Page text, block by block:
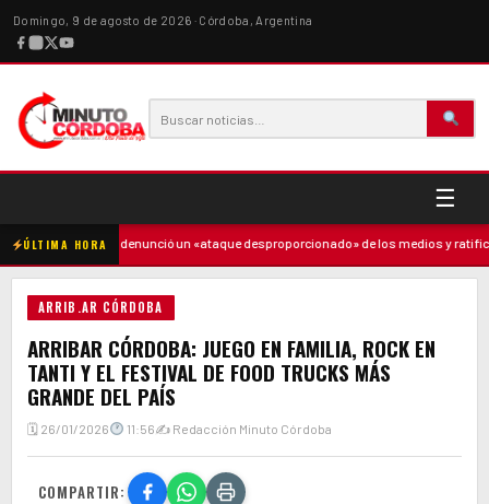
Domingo, 9 de agosto de 2026 · Córdoba, Argentina
☰
ÚLTIMA HORA
· Milei denunció un «ataque desproporcionado» de los medios y ratificó el
ARRIB.AR CÓRDOBA
ARRIBAR CÓRDOBA: JUEGO EN FAMILIA, ROCK EN
TANTI Y EL FESTIVAL DE FOOD TRUCKS MÁS
GRANDE DEL PAÍS
🗓 26/01/2026 11:56✍ Redacción Minuto Córdoba
COMPARTIR: